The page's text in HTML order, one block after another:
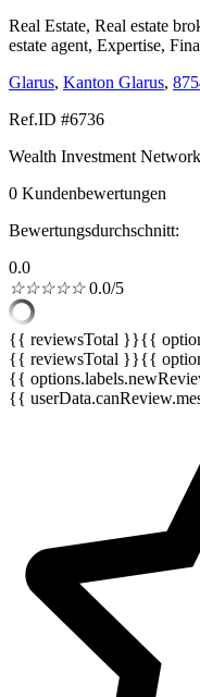
Real Estate, Real estate
estate agent, Expertise,
Glarus, Kanton Glarus,
Ref.ID #6736
Wealth Investment
0 Kundenbewertungen
Bewertungsdurchschnitt:
0.0
☆☆☆☆☆ 0.0/5
{{ reviewsTotal }}{{
{{ reviewsTotal }}{{
{{
{{